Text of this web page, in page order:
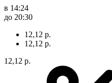
в 14:24
до 20:30
12,12 р.
12,12 р.
12,12 р.